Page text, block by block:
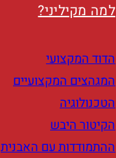
למה מקיליני?
הדוד המקצועי
המגהצים המקצועיים
הטכנולוגיה
הקיטור היבש
ההתמודדות עם האבנית